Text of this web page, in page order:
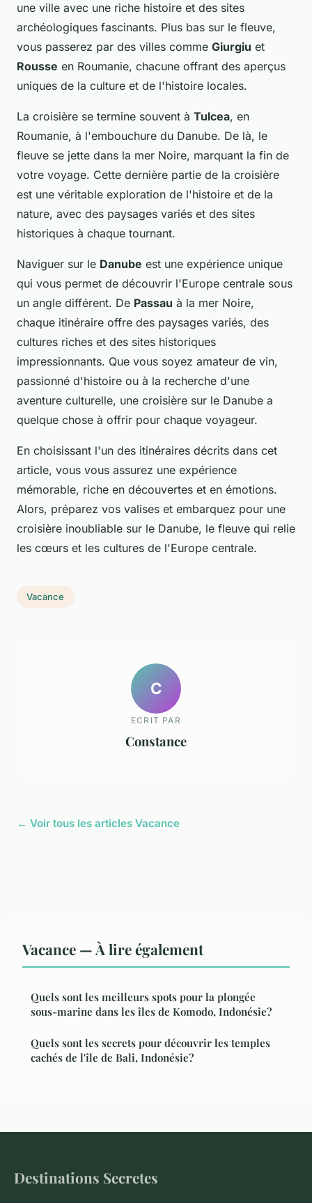
une ville avec une riche histoire et des sites
archéologiques fascinants. Plus bas sur le fleuve,
vous passerez par des villes comme Giurgiu et
Rousse en Roumanie, chacune offrant des aperçus
uniques de la culture et de l'histoire locales.
La croisière se termine souvent à Tulcea, en
Roumanie, à l'embouchure du Danube. De là, le
fleuve se jette dans la mer Noire, marquant la fin de
votre voyage. Cette dernière partie de la croisière
est une véritable exploration de l'histoire et de la
nature, avec des paysages variés et des sites
historiques à chaque tournant.
Naviguer sur le Danube est une expérience unique
qui vous permet de découvrir l'Europe centrale sous
un angle différent. De Passau à la mer Noire,
chaque itinéraire offre des paysages variés, des
cultures riches et des sites historiques
impressionnants. Que vous soyez amateur de vin,
passionné d'histoire ou à la recherche d'une
aventure culturelle, une croisière sur le Danube a
quelque chose à offrir pour chaque voyageur.
En choisissant l'un des itinéraires décrits dans cet
article, vous vous assurez une expérience
mémorable, riche en découvertes et en émotions.
Alors, préparez vos valises et embarquez pour une
croisière inoubliable sur le Danube, le fleuve qui relie
les cœurs et les cultures de l'Europe centrale.
Vacance
C
ECRIT PAR
Constance
← Voir tous les articles Vacance
Vacance — À lire également
Quels sont les meilleurs spots pour la plongée
sous-marine dans les îles de Komodo, Indonésie?
Quels sont les secrets pour découvrir les temples
cachés de l'île de Bali, Indonésie?
Destinations Secretes